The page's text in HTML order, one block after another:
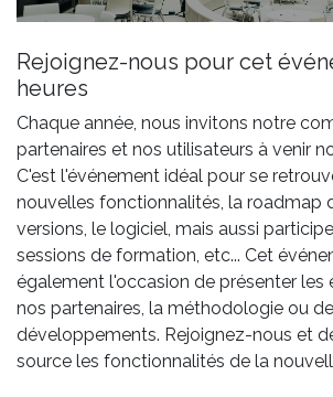
Rejoignez-nous pour cet
heures
Chaque année, nous invitons notre
partenaires et nos utilisateurs à venir
C'est l'événement idéal pour se
nouvelles fonctionnalités, la roadmap
versions, le logiciel, mais aussi
sessions de formation, etc... Cet
également l'occasion de présenter les
nos partenaires, la méthodologie ou
développements. Rejoignez-nous et
source les fonctionnalités de la